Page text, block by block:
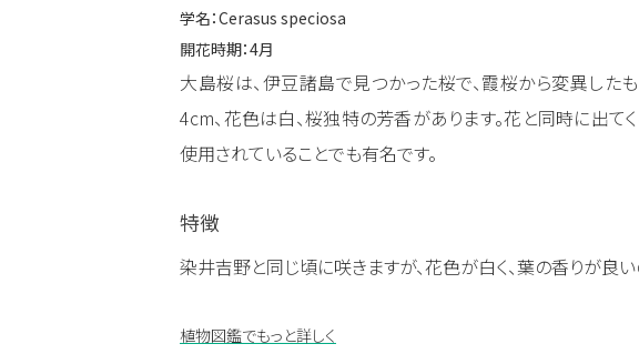
学名：Cerasus speciosa
開花時期：4月
大島桜は、伊豆諸島で見つかった桜で、霞桜から変異した
4cm、花色は白、桜独特の芳香があります。花と同時に出て
使用されていることでも有名です。
特徴
染井吉野と同じ頃に咲きますが、花色が白く、葉の香りが良
植物図鑑でもっと詳しく